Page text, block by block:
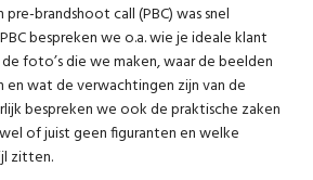
brandshoot call (PBC) was snel
bespreken we o.a. wie je ideale klant
foto’s die we maken, waar de beelden
wat de verwachtingen zijn van de
bespreken we ook de praktische zaken
of juist geen figuranten en welke
zitten.